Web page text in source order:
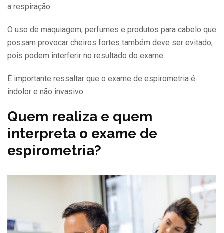
a respiração.
O uso de maquiagem, perfumes e produtos para cabelo que
possam provocar cheiros fortes também deve ser evitado,
pois podem interferir no resultado do exame.
É importante ressaltar que o exame de espirometria é
indolor e não invasivo.
Quem realiza e quem
interpreta o exame de
espirometria?